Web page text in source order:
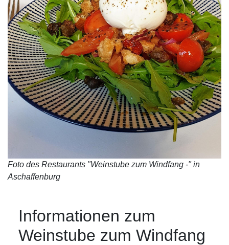
Foto des Restaurants "Weinstube zum Windfang -" in
Aschaffenburg
Informationen zum
Weinstube zum Windfang